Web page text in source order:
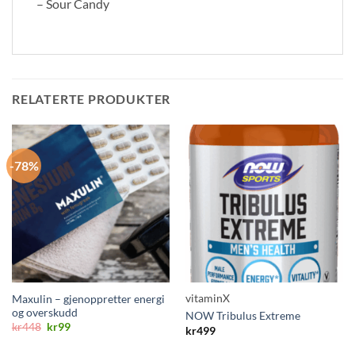
– Sour Candy
RELATERTE PRODUKTER
-78%
Maxulin – gjenoppretter energi
og overskudd
kr448 Opprinnelig
kr99Nåværende
vitaminX
NOW Tribulus Extreme
kr499